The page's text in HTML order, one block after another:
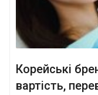
Корейські
вартість,